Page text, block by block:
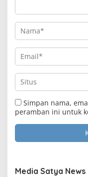
Simpan nama,
peramban ini untuk
Media Satya News